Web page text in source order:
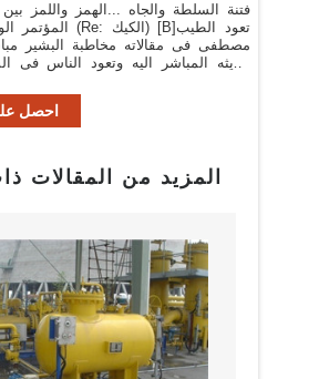
مصطفى فى مقالاته مخاطبة البشير
حديثه المباشر اليه وتعود الناس فى
احصل
المزيد من المقالات